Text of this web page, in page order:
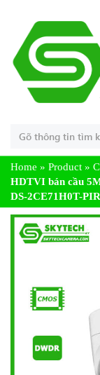
Home » Product »
HDTVI bán cầu
DS-2CE71H0T-